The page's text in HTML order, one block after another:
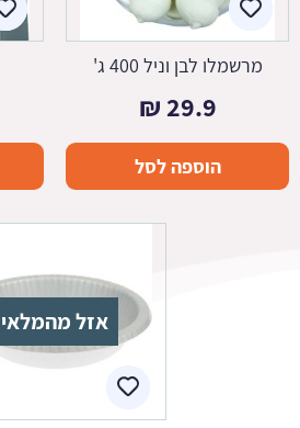
מרשמלו לבן וניל 400 ג'
29.9
₪
הוספה לסל
אזל מהמלאי